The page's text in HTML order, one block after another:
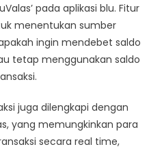
pada aplikasi blu. Fitur
menentukan sumber
ingin mendebet saldo
tetap menggunakan saldo
juga dilengkapi dengan
yang memungkinkan para
secara real time,